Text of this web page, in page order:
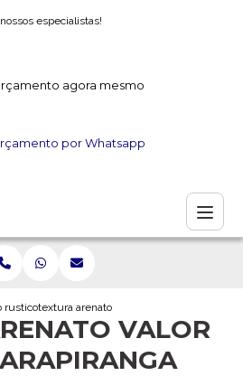
especialistas!
agora mesmo
por Whatsapp
rusticotextura arenato valor jardim guarapiranga
VALOR